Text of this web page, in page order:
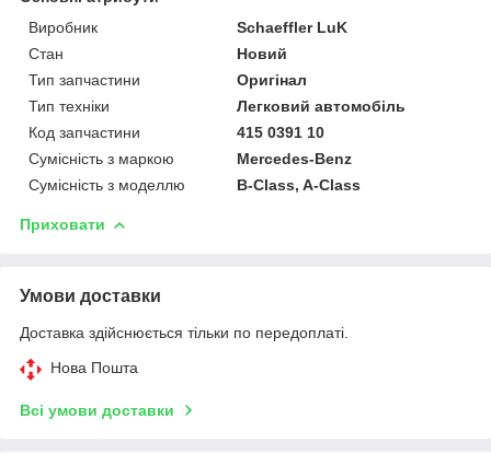
Виробник
Schaeffler LuK
Стан
Новий
Тип запчастини
Оригінал
Тип техніки
Легковий автомобіль
Код запчастини
415 0391 10
Сумісність з маркою
Mercedes-Benz
Сумісність з моделлю
B-Class, A-Class
Приховати
Умови доставки
Доставка здійснюється тільки по передоплаті.
Нова Пошта
Всі умови доставки